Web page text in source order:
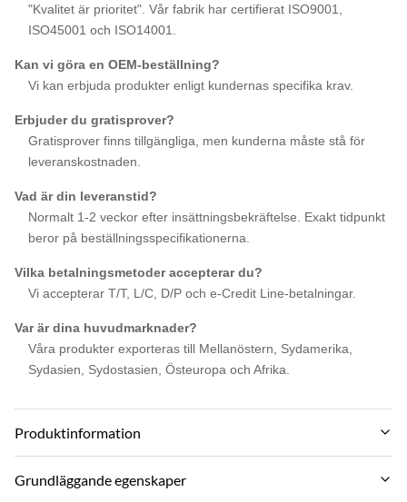
"Kvalitet är prioritet". Vår fabrik har certifierat ISO9001,
ISO45001 och ISO14001.
Kan vi göra en OEM-beställning?
Vi kan erbjuda produkter enligt kundernas specifika krav.
Erbjuder du gratisprover?
Gratisprover finns tillgängliga, men kunderna måste stå för
leveranskostnaden.
Vad är din leveranstid?
Normalt 1-2 veckor efter insättningsbekräftelse. Exakt tidpunkt
beror på beställningsspecifikationerna.
Vilka betalningsmetoder accepterar du?
Vi accepterar T/T, L/C, D/P och e-Credit Line-betalningar.
Var är dina huvudmarknader?
Våra produkter exporteras till Mellanöstern, Sydamerika,
Sydasien, Sydostasien, Östeuropa och Afrika.
Produktinformation
Material:
Grundläggande egenskaper